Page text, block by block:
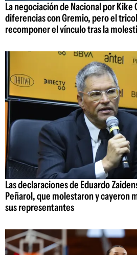
La negociación de Nacional por Kike
diferencias con Gremio, pero el
recomponer el vínculo tras la
Las declaraciones de Eduardo
Peñarol, que molestaron y cayeron
sus representantes